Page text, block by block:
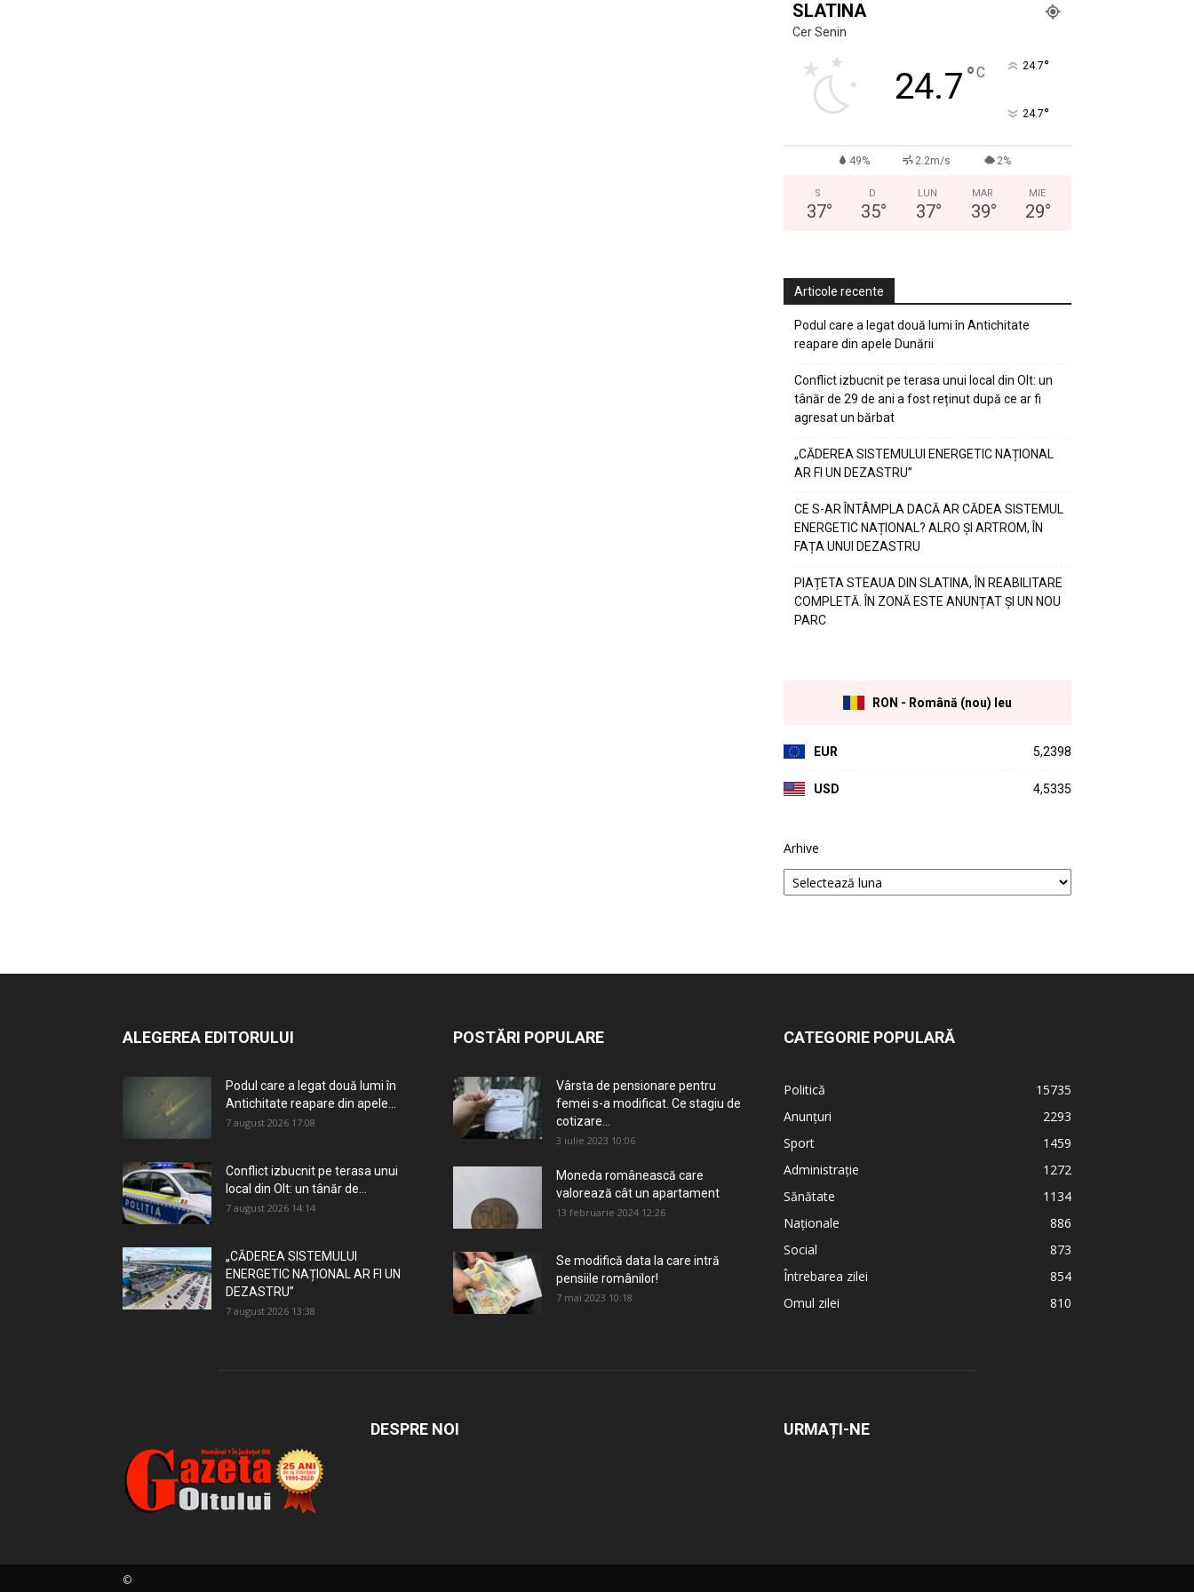
SLATINA
Cer Senin
24.7°C 24.7°
24.7°
49% 2.2m/s 2%
S
37°
D
35°
LUN
37°
MAR
39°
MIE
29°
Articole recente
Podul care a legat două lumi în Antichitate
reapare din apele Dunării
Conflict izbucnit pe terasa unui local din Olt: un
tânăr de 29 de ani a fost reținut după ce ar fi
agresat un bărbat
„CĂDEREA SISTEMULUI ENERGETIC NAȚIONAL
AR FI UN DEZASTRU”
CE S-AR ÎNTÂMPLA DACĂ AR CĂDEA SISTEMUL
ENERGETIC NAȚIONAL? ALRO ȘI ARTROM, ÎN
FAȚA UNUI DEZASTRU
PIAȚETA STEAUA DIN SLATINA, ÎN REABILITARE
COMPLETĂ. ÎN ZONĂ ESTE ANUNȚAT ȘI UN NOU
PARC
RON - Română (nou) leu
EUR 5,2398
USD 4,5335
Arhive
ALEGEREA EDITORULUI
Podul care a legat două lumi în
Antichitate reapare din apele...
7 august 2026 17:08
Conflict izbucnit pe terasa unui
local din Olt: un tânăr de...
7 august 2026 14:14
„CĂDEREA SISTEMULUI
ENERGETIC NAȚIONAL AR FI UN
DEZASTRU”
7 august 2026 13:38
POSTĂRI POPULARE
Vârsta de pensionare pentru
femei s-a modificat. Ce stagiu de
cotizare...
3 iulie 2023 10:06
Moneda românească care
valorează cât un apartament
13 februarie 2024 12:26
Se modifică data la care intră
pensiile românilor!
7 mai 2023 10:18
CATEGORIE POPULARĂ
Politică
15735
Anunțuri
2293
Sport
1459
Administrație
1272
Sănătate
1134
Naționale
886
Social
873
Întrebarea zilei
854
Omul zilei
810
DESPRE NOI URMAȚI-NE
©